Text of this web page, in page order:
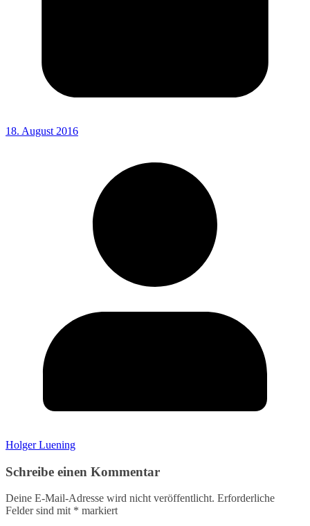
18. August 2016
Holger Luening
Schreibe einen Kommentar
Deine E-Mail-Adresse wird nicht veröffentlicht. Erforderliche
Felder sind mit * markiert